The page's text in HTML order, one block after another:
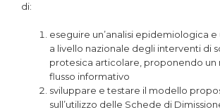
di:
eseguire un’analisi epidemiologica
a livello nazionale degli interventi di
protesica articolare, proponendo un
flusso informativo
sviluppare e testare il modello
sull’utilizzo delle Schede di